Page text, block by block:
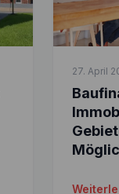
27. April